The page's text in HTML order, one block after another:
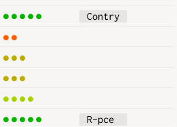
5 Contry
2
3
3
4
5 R-pce